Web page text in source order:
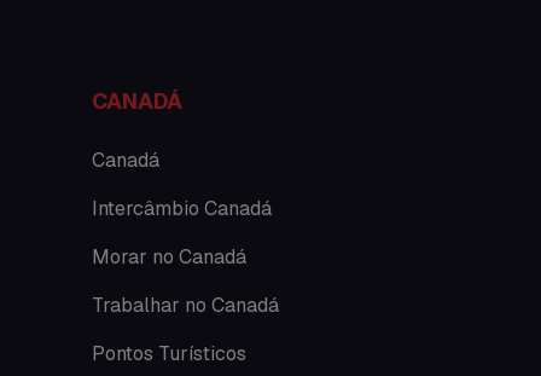
Nova Zelândia
O que acontece em Perth
O que acontece na AC
CANADÁ
Canadá
Intercâmbio Canadá
Morar no Canadá
Trabalhar no Canadá
Pontos Turísticos